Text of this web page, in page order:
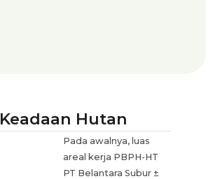
Keadaan Hutan
Pada awalnya, luas
areal kerja PBPH-HT
PT Belantara Subur ±